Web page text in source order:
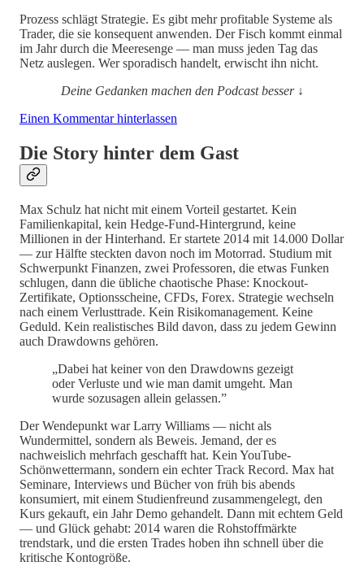
Prozess schlägt Strategie. Es gibt mehr profitable Systeme als
Trader, die sie konsequent anwenden. Der Fisch kommt einmal
im Jahr durch die Meeresenge — man muss jeden Tag das
Netz auslegen. Wer sporadisch handelt, erwischt ihn nicht.
Deine Gedanken machen den Podcast besser ↓
Einen Kommentar hinterlassen
Die Story hinter dem Gast
Max Schulz hat nicht mit einem Vorteil gestartet. Kein
Familienkapital, kein Hedge-Fund-Hintergrund, keine
Millionen in der Hinterhand. Er startete 2014 mit 14.000 Dollar
— zur Hälfte steckten davon noch im Motorrad. Studium mit
Schwerpunkt Finanzen, zwei Professoren, die etwas Funken
schlugen, dann die übliche chaotische Phase: Knockout-
Zertifikate, Optionsscheine, CFDs, Forex. Strategie wechseln
nach einem Verlusttrade. Kein Risikomanagement. Keine
Geduld. Kein realistisches Bild davon, dass zu jedem Gewinn
auch Drawdowns gehören.
„Dabei hat keiner von den Drawdowns gezeigt
oder Verluste und wie man damit umgeht. Man
wurde sozusagen allein gelassen.”
Der Wendepunkt war Larry Williams — nicht als
Wundermittel, sondern als Beweis. Jemand, der es
nachweislich mehrfach geschafft hat. Kein YouTube-
Schönwettermann, sondern ein echter Track Record. Max hat
Seminare, Interviews und Bücher von früh bis abends
konsumiert, mit einem Studienfreund zusammengelegt, den
Kurs gekauft, ein Jahr Demo gehandelt. Dann mit echtem Geld
— und Glück gehabt: 2014 waren die Rohstoffmärkte
trendstark, und die ersten Trades hoben ihn schnell über die
kritische Kontogröße.